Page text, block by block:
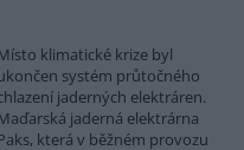
klimatické krize byl
systém průtočného
jaderných elektráren.
jaderná elektrárna
která v běžném provozu